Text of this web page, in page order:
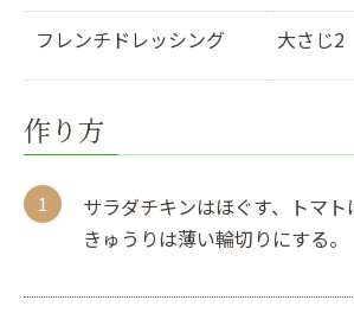
フレンチドレッシング 大さじ2
作り方
サラダチキンはほぐす、トマト
きゅうりは薄い輪切りにする。